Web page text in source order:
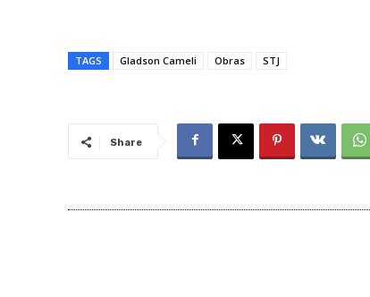
TAGS Gladson Cameli Obras STJ
Share